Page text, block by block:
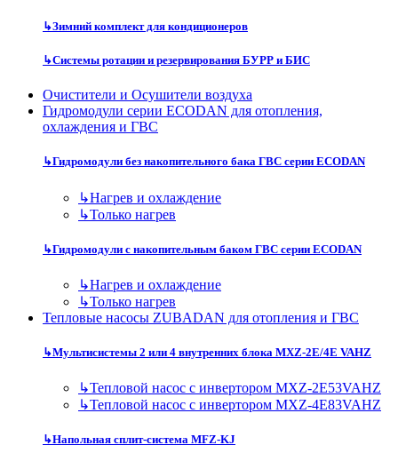
↳Зимний комплект для кондиционеров
↳Системы ротации и резервирования БУРР и БИС
Очистители и Осушители воздуха
Гидромодули серии ECODAN для отопления,
охлаждения и ГВС
↳Гидромодули без накопительного бака ГВС серии ECODAN
↳Нагрев и охлаждение
↳Только нагрев
↳Гидромодули с накопительным баком ГВС серии ECODAN
↳Нагрев и охлаждение
↳Только нагрев
Тепловые насосы ZUBADAN для отопления и ГВС
↳Мультисистемы 2 или 4 внутренних блока MXZ-2E/4E VAHZ
↳Тепловой насос с инвертором MXZ-2E53VAHZ
↳Тепловой насос с инвертором MXZ-4E83VAHZ
↳Напольная сплит-система MFZ-KJ